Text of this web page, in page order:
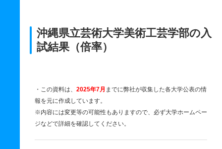
沖縄県立芸術大学美術工芸学部の入
試結果（倍率）
・この資料は、 2025年7月 までに弊社が収集した各大学公表の情
報を元に作成しています。
※内容には変更等の可能性もありますので、必ず大学ホームペー
ジなどで詳細を確認してください。